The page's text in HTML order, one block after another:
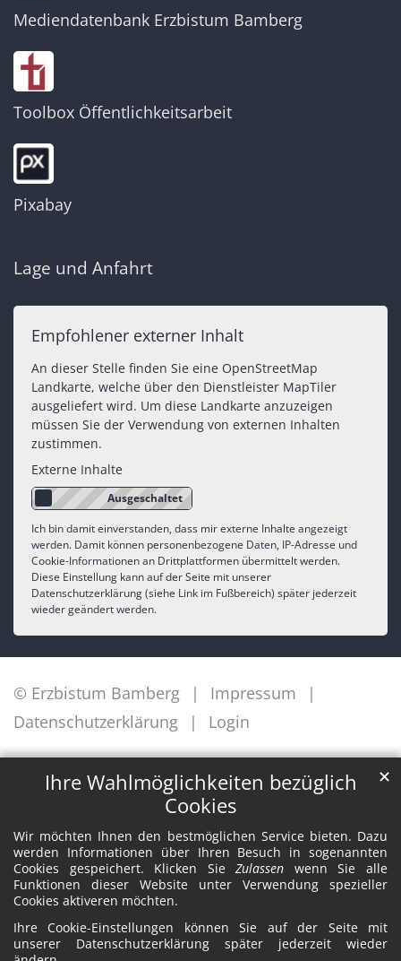
Ihre Wahlmöglichkeiten bezüglich
Cookies
Wir möchten Ihnen den bestmöglichen Service bieten. Dazu
werden Informationen über Ihren Besuch in sogenannten
Cookies gespeichert. Klicken SieZulassen wenn Sie alle
Funktionen dieser Website unter Verwendung spezieller
Cookies aktiveren möchten.
Ihre Cookie-Einstellungen können Sie auf der Seite mit
unserer Datenschutzerklärung später jederzeit wieder
✕
Mediendatenbank Erzbistum Bamberg
Toolbox Öffentlichkeitsarbeit
Pixabay
Lage und Anfahrt
Empfohlener externer Inhalt
An dieser Stelle finden Sie eine OpenStreetMap
Landkarte, welche über den Dienstleister MapTiler
ausgeliefert wird. Um diese Landkarte anzuzeigen
müssen Sie der Verwendung von externen Inhalten
zustimmen.
Externe Inhalte
Ich bin damit einverstanden, dass mir externe Inhalte angezeigt
werden. Damit können personenbezogene Daten, IP-Adresse und
Cookie-Informationen an Drittplattformen übermittelt werden.
Diese Einstellung kann auf der Seite mit unserer
Datenschutzerklärung (siehe Link im Fußbereich) später jederzeit
wieder geändert werden.
© Erzbistum Bamberg
Impressum
Datenschutzerklärung
Login